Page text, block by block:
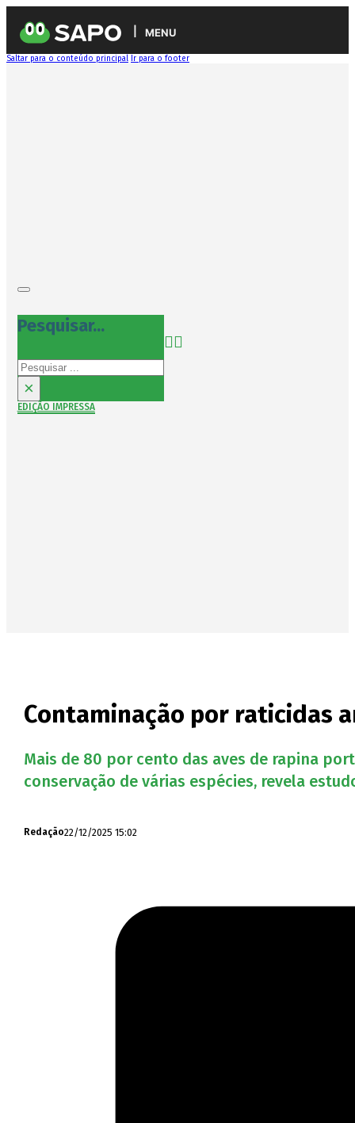
MENU
Saltar para o conteúdo principal Ir para o footer
Pesquisar...
Pesquisar
×
EDIÇÃO IMPRESSA
Contaminação por raticidas
Mais de 80 por cento das aves de rapina
conservação de várias espécies, revela
Redação22/12/2025 15:02